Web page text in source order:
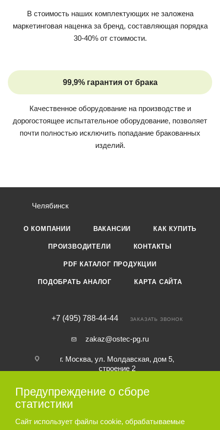
В стоимость наших комплектующих не заложена
маркетинговая наценка за бренд, составляющая порядка
30-40% от стоимости.
99,9% гарантия от брака
Качественное оборудование на производстве и
дорогостоящее испытательное оборудование, позволяет
почти полностью исключить попадание бракованных
изделий.
Челябинск
О КОМПАНИИ ВАКАНСИИ КАК КУПИТЬ
ПРОИЗВОДИТЕЛИ КОНТАКТЫ
PDF КАТАЛОГ ПРОДУКЦИИ
ПОДОБРАТЬ АНАЛОГ КАРТА САЙТА
+7 (495) 788-44-44 ЗАКАЗАТЬ ЗВОНОК
zakaz@ostec-pg.ru
г. Москва, ул. Молдавская, дом 5,
строение 2
ПОДПИСАТЬСЯ НА РАССЫЛКУ
ПОЛИТИКА КОНФИДЕНЦИАЛЬНОСТИ
Предупреждение о сборе
статистики
Сайт использует файлы cookie, обрабатываемые